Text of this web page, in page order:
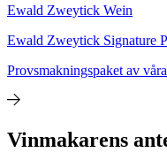
Ewald Zweytick Wein
Ewald Zweytick Signature
Provsmakningspaket av
Vinmakarens